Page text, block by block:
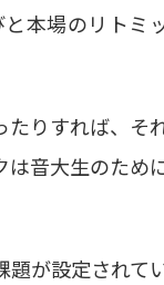
本場のリトミ
たりすれば、そ
は音大生のため
が設定されて